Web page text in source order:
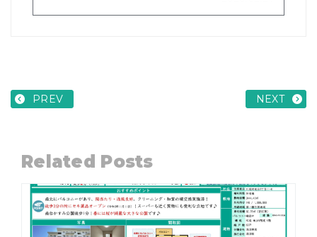
PREV NEXT
Related Posts